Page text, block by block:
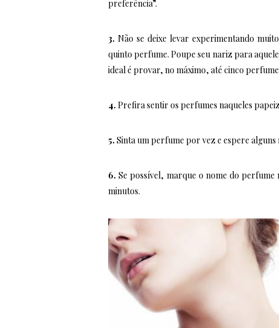
preferência”.
3. Não se deixe levar experimentando
quinto perfume. Poupe seu nariz para
ideal é provar, no máximo, até cinco
4. Prefira sentir os perfumes naqueles
5. Sinta um perfume por vez e espere
6. Se possível, marque o nome do
minutos.